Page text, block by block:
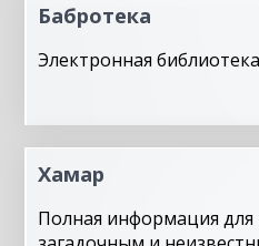
Бабротека
Электронная
Хамар
Полная информация для